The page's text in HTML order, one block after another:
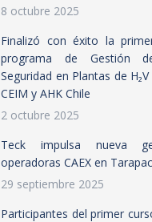
8 octubre 2025
Finalizó con éxito la
programa de Gestión
Seguridad en Plantas de
CEIM y AHK Chile
2 octubre 2025
Teck impulsa nueva
operadoras CAEX en
29 septiembre 2025
Participantes del primer